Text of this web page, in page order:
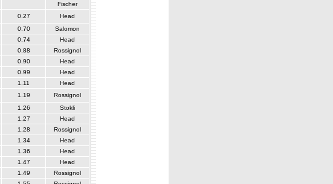
Fischer
0.27
Head
0.70
Salomon
0.74
Head
0.88
Rossignol
0.90
Head
0.99
Head
1.11
Head
1.19
Rossignol
1.26
Stokli
1.27
Head
1.28
Rossignol
1.34
Head
1.36
Head
1.47
Head
1.49
Rossignol